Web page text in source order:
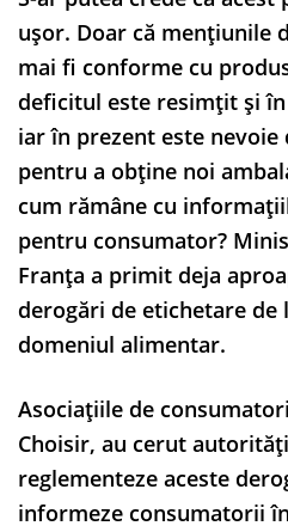
ușor. Doar că mențiunile
mai fi conforme cu
deficitul este resimțit și
iar în prezent este nevoie
pentru a obține noi
cum rămâne cu
pentru consumator?
Franța a primit deja
derogări de etichetare
domeniul alimentar.
Asociațiile de
Choisir, au cerut
reglementeze aceste
informeze consumatorii